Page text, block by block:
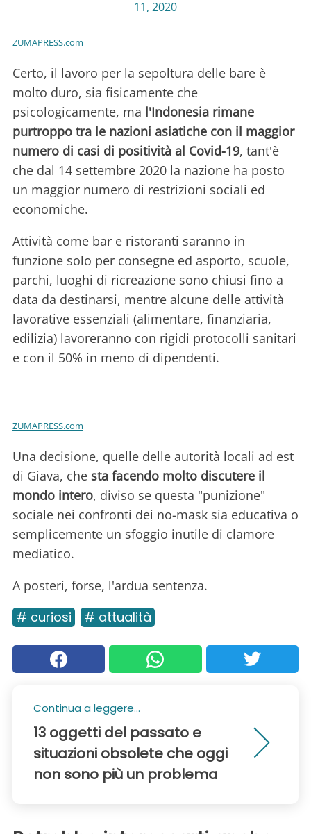
11, 2020
ZUMAPRESS.com
Certo, il lavoro per la sepoltura delle bare è
molto duro, sia fisicamente che
psicologicamente, ma l'Indonesia rimane
purtroppo tra le nazioni asiatiche con il maggior
numero di casi di positività al Covid-19, tant'è
che dal 14 settembre 2020 la nazione ha posto
un maggior numero di restrizioni sociali ed
economiche.
Attività come bar e ristoranti saranno in
funzione solo per consegne ed asporto, scuole,
parchi, luoghi di ricreazione sono chiusi fino a
data da destinarsi, mentre alcune delle attività
lavorative essenziali (alimentare, finanziaria,
edilizia) lavoreranno con rigidi protocolli sanitari
e con il 50% in meno di dipendenti.
ZUMAPRESS.com
Una decisione, quelle delle autorità locali ad est
di Giava, che sta facendo molto discutere il
mondo intero, diviso se questa "punizione"
sociale nei confronti dei no-mask sia educativa o
semplicemente un sfoggio inutile di clamore
mediatico.
A posteri, forse, l'ardua sentenza.
# curiosi # attualità
Continua a leggere...
13 oggetti del passato e
situazioni obsolete che oggi
non sono più un problema